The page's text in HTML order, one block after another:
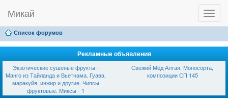
T
o
g
l
n
a
g
Микай
Ссылки Вход
Список форумов
Рекламные объявления
Экзотические сушеные фрукты -
Манго из Тайланда и Вьетнама. Гуава,
маракуйя, инжир и другие. Чипсы
фруктовые. Миксы - 1
Свежий Мёд Алтая. Моносорта,
композиции СП 145